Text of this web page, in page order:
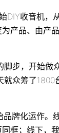
DIY收音机，
产品、由产
脚步，开始做
众筹了1800
品牌化运作。
框；线下，